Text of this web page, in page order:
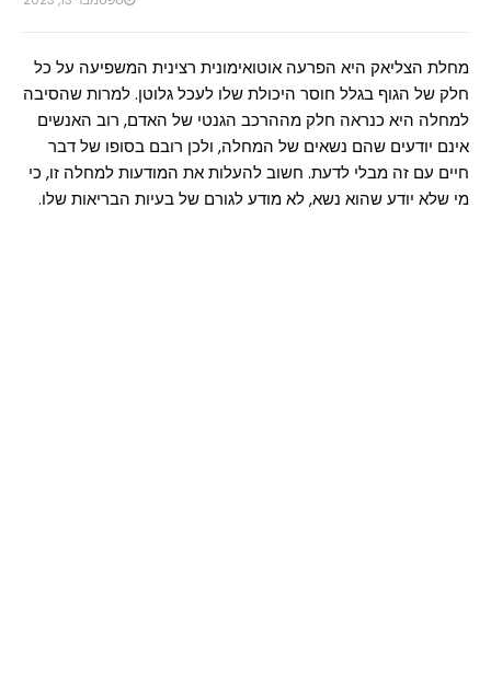
מחלת הצליאק היא הפרעה אוטואימונית רצינית המשפיעה על כל
חלק של הגוף בגלל חוסר היכולת שלו לעכל גלוטן. למרות שהסיבה
למחלה היא כנראה חלק מההרכב הגנטי של האדם, רוב האנשים
אינם יודעים שהם נשאים של המחלה, ולכן רובם בסופו של דבר
חיים עם זה מבלי לדעת. חשוב להעלות את המודעות למחלה זו, כי
מי שלא יודע שהוא נשא, לא מודע לגורם של בעיות הבריאות שלו.